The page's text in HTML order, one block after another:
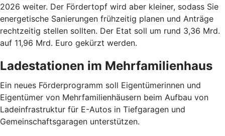
2026 weiter. Der Fördertopf wird aber kleiner, sodass Sie
energetische Sanierungen frühzeitig planen und Anträge
rechtzeitig stellen sollten. Der Etat soll um rund 3,36 Mrd.
auf 11,96 Mrd. Euro gekürzt werden.
Ladestationen im Mehrfamilienhaus
Ein neues Förderprogramm soll Eigentümerinnen und
Eigentümer von Mehrfamilienhäusern beim Aufbau von
Ladeinfrastruktur für E-Autos in Tiefgaragen und
Gemeinschaftsgaragen unterstützen.